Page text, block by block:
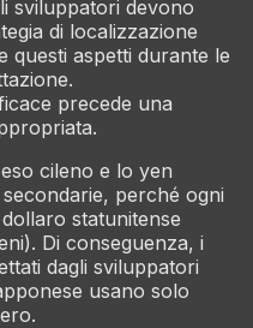
sviluppatori devono
di localizzazione
questi aspetti durante le
precede una
cileno e lo yen
perché ogni
statunitense
Di conseguenza, i
dagli sviluppatori
usano solo